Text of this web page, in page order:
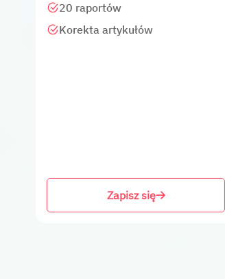
20 raportów
Korekta artykułów
Zapisz się